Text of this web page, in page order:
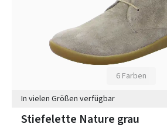
6 Farben
In vielen Größen verfügbar
Stiefelette Nature grau